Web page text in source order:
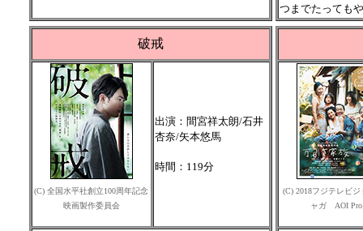
つまでたっても
破戒
(C) 全国水平社創立100周年記念
映画製作委員会
出演：間宮祥太朗/石井
杏奈/矢本悠馬
時間：119分
(C) 2018フジテレビ
ャガ AOI